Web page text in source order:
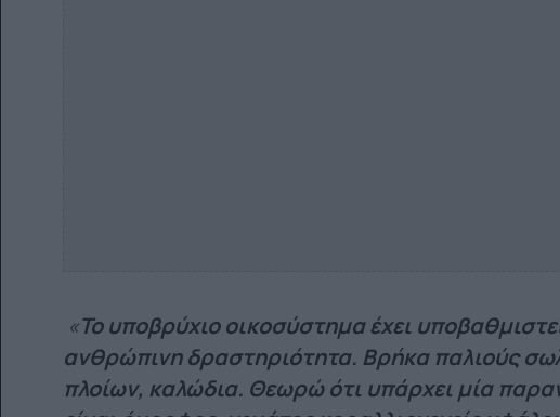
«Το υποβρύχιο οικοσύστημα έχει
ανθρώπινη δραστηριότητα. Βρήκα παλιούς
πλοίων, καλώδια. Θεωρώ ότι υπάρχει μία